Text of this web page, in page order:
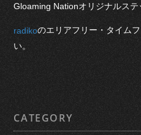
Gloaming Nationオリジナルステ
radikoのエリアフリー・タイム
い。
CATEGORY